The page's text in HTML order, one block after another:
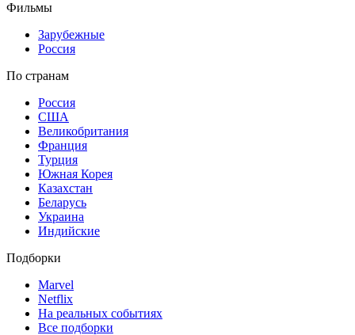
Фильмы
Зарубежные
Россия
По странам
Россия
США
Великобритания
Франция
Турция
Южная Корея
Казахстан
Беларусь
Украина
Индийские
Подборки
Marvel
Netflix
На реальных событиях
Все подборки